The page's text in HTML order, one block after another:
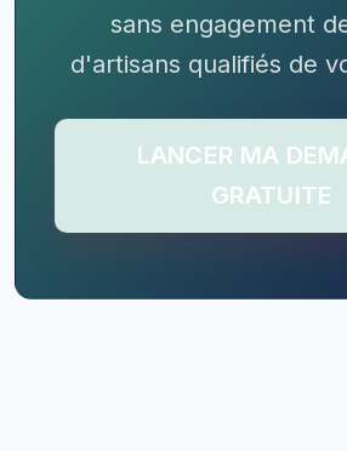
sans engagement
d'artisans qualifiés de
LANCER MA
GRATUITE